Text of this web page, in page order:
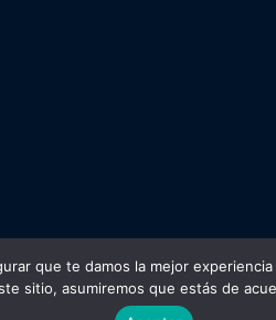
que te damos la mejor
sitio, asumiremos que estás de